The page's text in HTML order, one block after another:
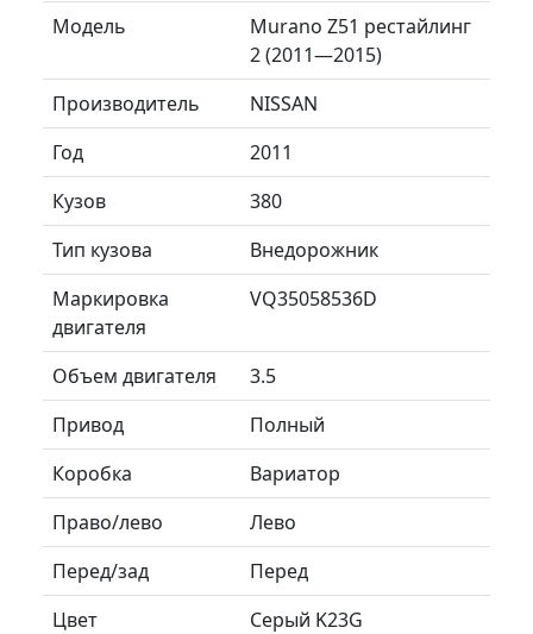
Модель
Murano Z51 рестайлинг
2 (2011—2015)
Производитель
NISSAN
Год
2011
Кузов
380
Тип кузова
Внедорожник
Маркировка
двигателя
VQ35058536D
Объем двигателя
3.5
Привод
Полный
Коробка
Вариатор
Право/лево
Лево
Перед/зад
Перед
Цвет
Серый K23G